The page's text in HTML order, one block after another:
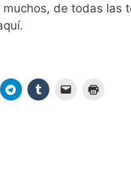
de todas las